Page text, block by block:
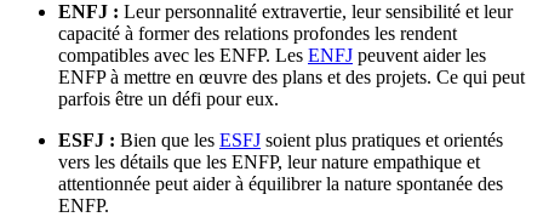
ENFJ : Leur personnalité extravertie, leur sensibilité et leur
capacité à former des relations profondes les rendent
compatibles avec les ENFP. Les ENFJ peuvent aider les
ENFP à mettre en œuvre des plans et des projets. Ce qui peut
parfois être un défi pour eux.
ESFJ : Bien que les ESFJ soient plus pratiques et orientés
vers les détails que les ENFP, leur nature empathique et
attentionnée peut aider à équilibrer la nature spontanée des
ENFP.